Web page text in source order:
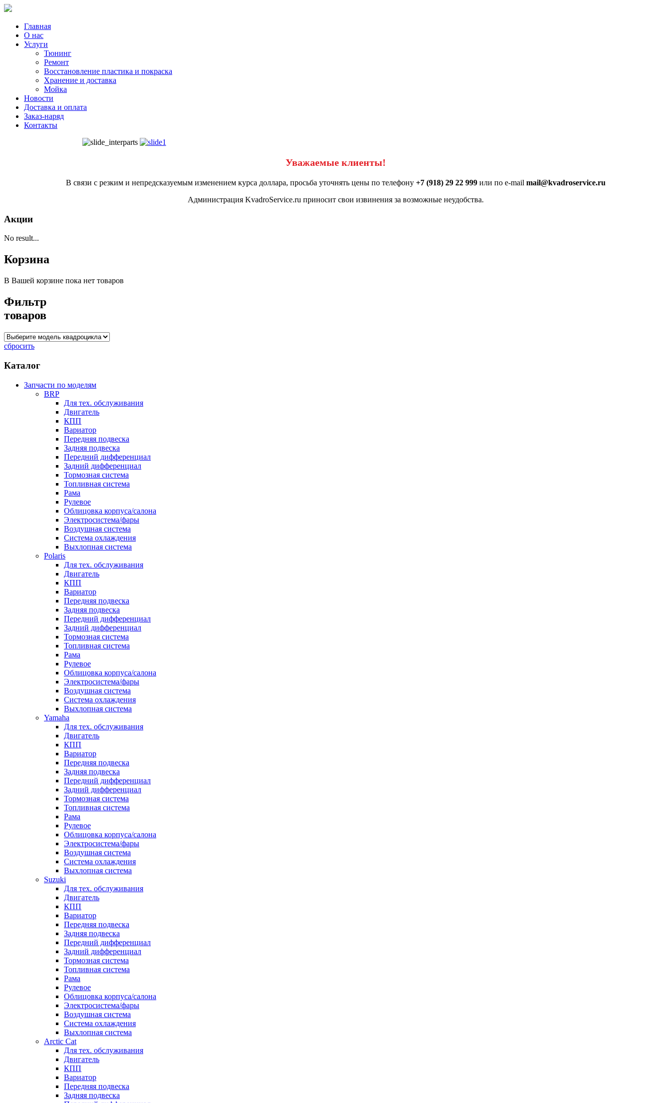
Главная
О нас
Услуги
Тюнинг
Ремонт
Восстановление пластика и покраска
Хранение и доставка
Мойка
Новости
Доставка и оплата
Заказ-наряд
Контакты
Уважаемые клиенты!
В связи с резким и непредсказуемым изменением курса доллара, просьба уточнять цены по телефону +7 (918) 29 22 999или по e-mail mail@kvadroservice.ru
Администрация KvadroService.ru приносит свои извинения за возможные неудобства.
Акции
No result...
Корзина
В Вашей корзине пока нет товаров
Фильтр
товаров
сбросить
Каталог
Запчасти по моделям
BRP
Для тех. обслуживания
Двигатель
КПП
Вариатор
Передняя подвеска
Задняя подвеска
Передний дифференциал
Задний дифференциал
Тормозная система
Топливная система
Рама
Рулевое
Облицовка корпуса/салона
Электросистема/фары
Воздушная система
Система охлаждения
Выхлопная система
Polaris
Для тех. обслуживания
Двигатель
КПП
Вариатор
Передняя подвеска
Задняя подвеска
Передний дифференциал
Задний дифференциал
Тормозная система
Топливная система
Рама
Рулевое
Облицовка корпуса/салона
Электросистема/фары
Воздушная система
Система охлаждения
Выхлопная система
Yamaha
Для тех. обслуживания
Двигатель
КПП
Вариатор
Передняя подвеска
Задняя подвеска
Передний дифференциал
Задний дифференциал
Тормозная система
Топливная система
Рама
Рулевое
Облицовка корпуса/салона
Электросистема/фары
Воздушная система
Система охлаждения
Выхлопная система
Suzuki
Для тех. обслуживания
Двигатель
КПП
Вариатор
Передняя подвеска
Задняя подвеска
Передний дифференциал
Задний дифференциал
Тормозная система
Топливная система
Рама
Рулевое
Облицовка корпуса/салона
Электросистема/фары
Воздушная система
Система охлаждения
Выхлопная система
Arctic Cat
Для тех. обслуживания
Двигатель
КПП
Вариатор
Передняя подвеска
Задняя подвеска